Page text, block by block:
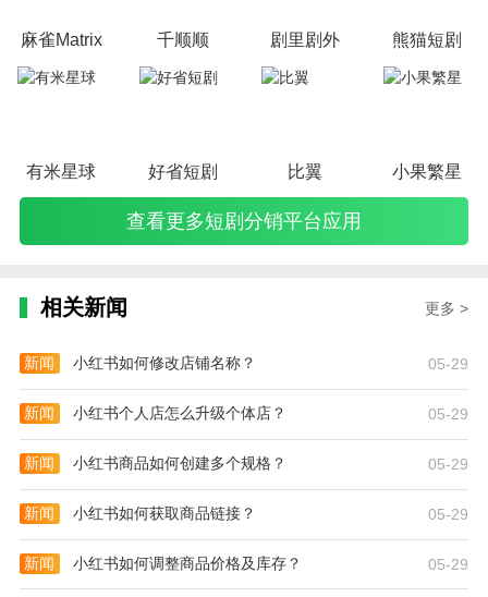
麻雀Matrix 千顺顺 剧里剧外 熊猫短剧
有米星球 好省短剧 比翼 小果繁星
查看更多短剧分销平台应用
相关新闻 更多 >
新闻 小红书如何修改店铺名称？ 05-29
新闻 小红书个人店怎么升级个体店？ 05-29
新闻 小红书商品如何创建多个规格？ 05-29
新闻 小红书如何获取商品链接？ 05-29
新闻 小红书如何调整商品价格及库存？ 05-29